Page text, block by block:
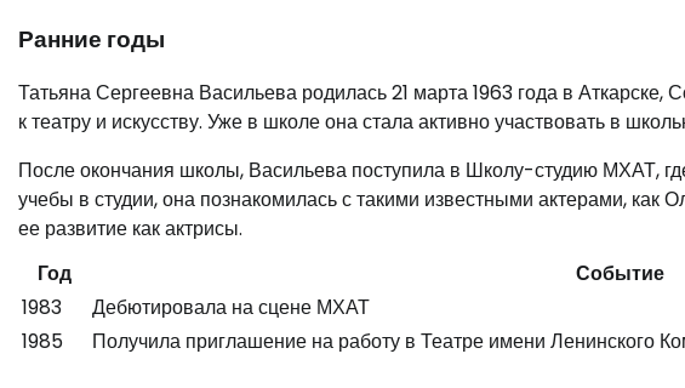
Ранние годы
Татьяна Сергеевна Васильева родилась 21 марта 1963 года в
к театру и искусству. Уже в школе она стала активно участвовать в
После окончания школы, Васильева поступила в Школу-студию МХАТ,
учебы в студии, она познакомилась с такими известными актерами, как
ее развитие как актрисы.
Год
Событие
1983
Дебютировала на сцене МХАТ
1985
Получила приглашение на работу в Театре имени Ленинского